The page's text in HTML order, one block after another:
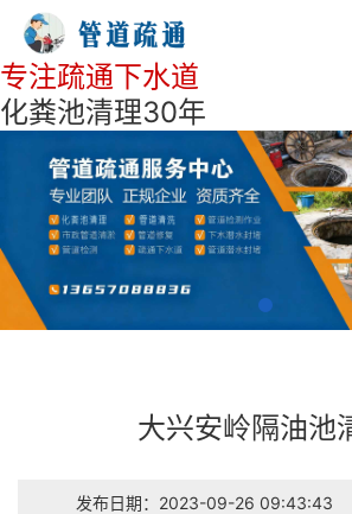
专注疏通下水道
化粪池清理30年
大兴安岭隔油池
发布日期：2023-09-26 09:43:43